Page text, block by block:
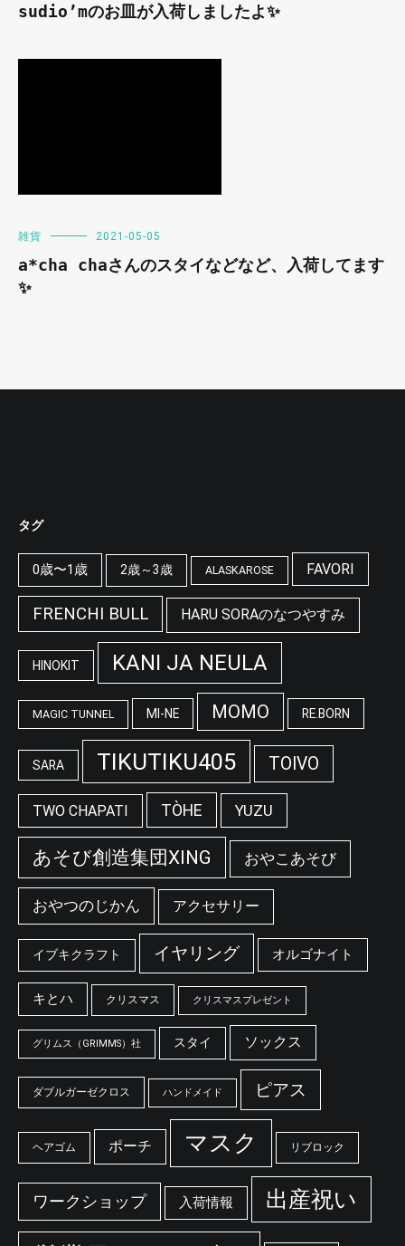
sudio’mのお皿が入荷しましたよ✨
雑貨 2021-05-05
a*cha chaさんのスタイなどなど、入荷してます
✨
タグ
0歳〜1歳 2歳～3歳 ALASKAROSE FAVORI
FRENCHI BULL HARU SORAのなつやすみ
HINOKIT KANI JA NEULA
MAGIC TUNNEL MI-NE MOMO RE.BORN
SARA TIKUTIKU405 TOIVO
TWO CHAPATI TÒHE YUZU
あそび創造集団XING おやこあそび
おやつのじかん アクセサリー
イブキクラフト イヤリング オルゴナイト
キとハ クリスマス クリスマスプレゼント
グリムス（GRIMMS）社 スタイ ソックス
ダブルガーゼクロス ハンドメイド ピアス
ヘアゴム ポーチ マスク リブロック
ワークショップ 入荷情報 出産祝い